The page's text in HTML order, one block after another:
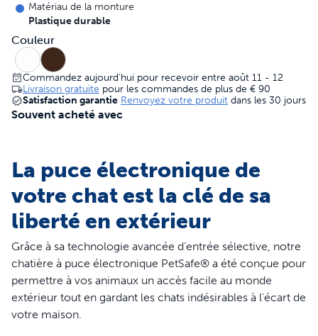
Matériau de la monture
Plastique durable
Couleur
Commandez aujourd'hui pour recevoir entre août 11 - 12
Livraison gratuite pour les commandes de plus de € 90
Satisfaction garantie Renvoyez votre produit dans les 30 jours
Souvent acheté avec
La puce électronique de
votre chat est la clé de sa
liberté en extérieur
Grâce à sa technologie avancée d’entrée sélective, notre
chatière à puce électronique PetSafe® a été conçue pour
permettre à vos animaux un accès facile au monde
extérieur tout en gardant les chats indésirables à l’écart de
votre maison.